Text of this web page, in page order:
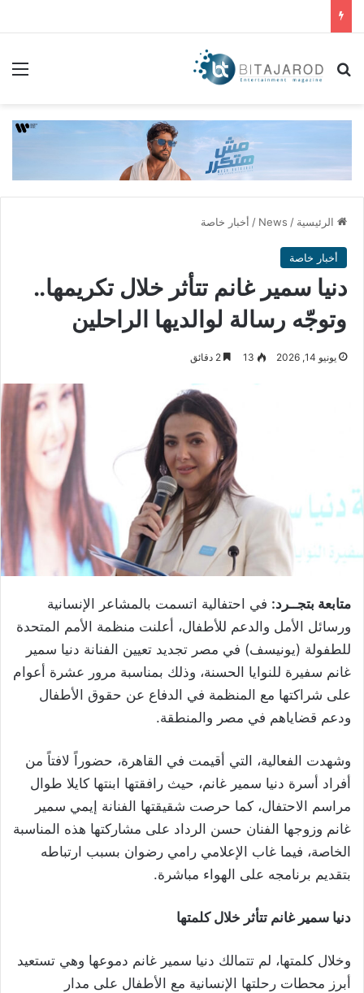
بحث عن
الرئيسية /
News
/ أخبار خاصة
أخبار خاصة
دنيا سمير غانم تتأثر خلال تكريمها..
وتوجّه رسالة لوالديها الراحلين
يونيو 14, 2026 13
متابعة بتجــرد: في احتفالية اتسمت بالمشاعر الإنسانية
ورسائل الأمل والدعم للأطفال، أعلنت منظمة الأمم المتحدة
للطفولة (يونيسف) في مصر تجديد تعيين الفنانة دنيا سمير
غانم سفيرة للنوايا الحسنة، وذلك بمناسبة مرور عشرة أعوام
على شراكتها مع المنظمة في الدفاع عن حقوق الأطفال
ودعم قضاياهم في مصر والمنطقة.
وشهدت الفعالية، التي أقيمت في القاهرة، حضوراً لافتاً من
أفراد أسرة دنيا سمير غانم، حيث رافقتها ابنتها كايلا طوال
مراسم الاحتفال، كما حرصت شقيقتها الفنانة إيمي سمير
غانم وزوجها الفنان حسن الرداد على مشاركتها هذه المناسبة
الخاصة، فيما غاب الإعلامي رامي رضوان بسبب ارتباطه
بتقديم برنامجه على الهواء مباشرة.
دنيا سمير غانم تتأثر خلال كلمتها
وخلال كلمتها، لم تتمالك دنيا سمير غانم دموعها وهي تستعيد
أبرز محطات رحلتها الإنسانية مع الأطفال على مدار